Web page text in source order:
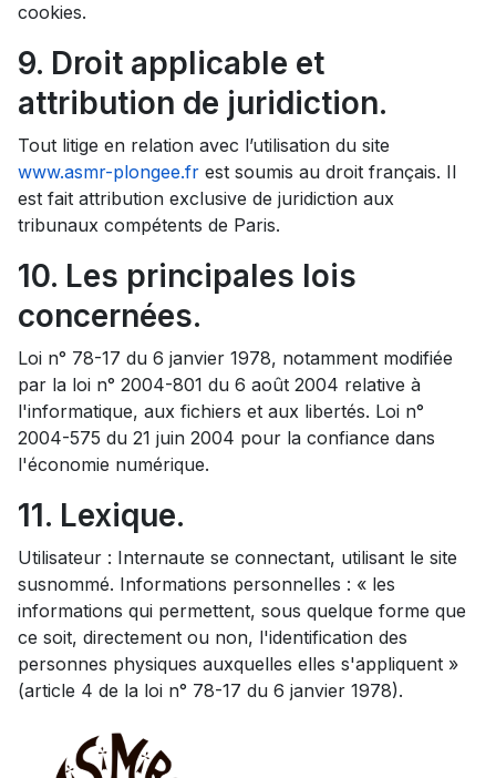
cookies.
9. Droit applicable et
attribution de juridiction.
Tout litige en relation avec l’utilisation du site
www.asmr-plongee.fr est soumis au droit français. Il
est fait attribution exclusive de juridiction aux
tribunaux compétents de Paris.
10. Les principales lois
concernées.
Loi n° 78-17 du 6 janvier 1978, notamment modifiée
par la loi n° 2004-801 du 6 août 2004 relative à
l'informatique, aux fichiers et aux libertés. Loi n°
2004-575 du 21 juin 2004 pour la confiance dans
l'économie numérique.
11. Lexique.
Utilisateur : Internaute se connectant, utilisant le site
susnommé. Informations personnelles : « les
informations qui permettent, sous quelque forme que
ce soit, directement ou non, l'identification des
personnes physiques auxquelles elles s'appliquent »
(article 4 de la loi n° 78-17 du 6 janvier 1978).